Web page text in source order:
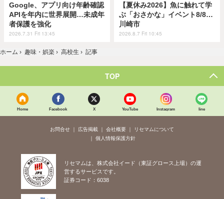
Google、アプリ向け年齢確認
APIを年内に世界展開…未成年
者保護を強化
2026.7.31 Fri 13:45
【夏休み2026】魚に触れて学
ぶ「おさかな」イベント8/8…
川崎市
2026.8.7 Fri 10:45
ホーム › 趣味・娯楽 › 高校生 › 記事
TOP
Home Facebook X YouTube Instagram line
お問合せ 広告掲載 会社概要
リセマムについて
個人情報保護方針
リセマムは、株式会社イード（東証グロース上場）の運
営するサービスです。
証券コード：6038